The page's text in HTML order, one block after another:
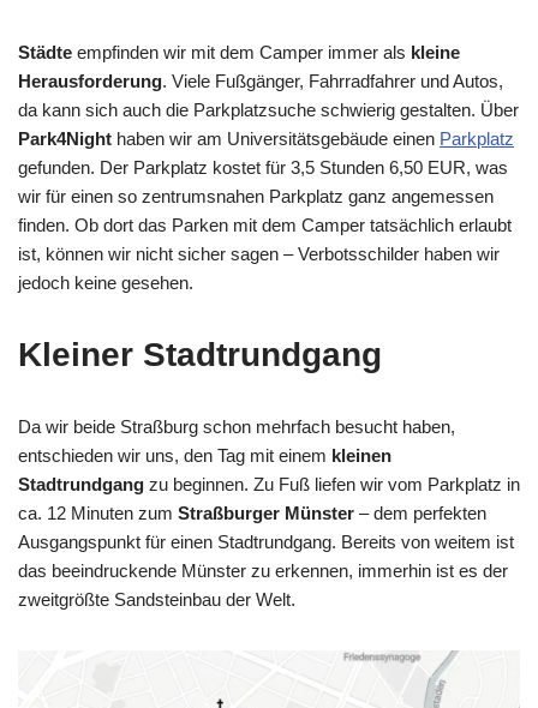
Städte empfinden wir mit dem Camper immer als kleine
Herausforderung. Viele Fußgänger, Fahrradfahrer und Autos,
da kann sich auch die Parkplatzsuche schwierig gestalten. Über
Park4Night haben wir am Universitätsgebäude einen Parkplatz
gefunden. Der Parkplatz kostet für 3,5 Stunden 6,50 EUR, was
wir für einen so zentrumsnahen Parkplatz ganz angemessen
finden. Ob dort das Parken mit dem Camper tatsächlich erlaubt
ist, können wir nicht sicher sagen – Verbotsschilder haben wir
jedoch keine gesehen.
Kleiner Stadtrundgang
Da wir beide Straßburg schon mehrfach besucht haben,
entschieden wir uns, den Tag mit einem kleinen
Stadtrundgang zu beginnen. Zu Fuß liefen wir vom Parkplatz in
ca. 12 Minuten zum Straßburger Münster – dem perfekten
Ausgangspunkt für einen Stadtrundgang. Bereits von weitem ist
das beeindruckende Münster zu erkennen, immerhin ist es der
zweitgrößte Sandsteinbau der Welt.